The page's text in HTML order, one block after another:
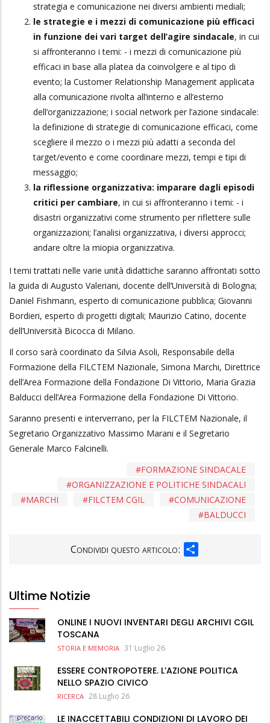
strategia e comunicazione nei diversi ambienti mediali;
le strategie e i mezzi di comunicazione più efficaci
in funzione dei vari target dell’agire sindacale, in cui
si affronteranno i temi: - i mezzi di comunicazione più
efficaci in base alla platea da coinvolgere e al tipo di
evento; la Customer Relationship Management applicata
alla comunicazione rivolta all’interno e all’esterno
dell’organizzazione; i social network per l’azione sindacale:
la definizione di strategie di comunicazione efficaci, come
scegliere il mezzo o i mezzi più adatti a seconda del
target/evento e come coordinare mezzi, tempi e tipi di
messaggio;
la riflessione organizzativa: imparare dagli episodi
critici per cambiare, in cui si affronteranno i temi: - i
disastri organizzativi come strumento per riflettere sulle
organizzazioni; l’analisi organizzativa, i diversi approcci;
andare oltre la miopia organizzativa.
I temi trattati nelle varie unità didattiche saranno affrontati sotto
la guida di Augusto Valeriani, docente dell’Università di Bologna;
Daniel Fishmann, esperto di comunicazione pubblica; Giovanni
Bordieri, esperto di progetti digitali; Maurizio Catino, docente
dell’Università Bicocca di Milano.
Il corso sarà coordinato da Silvia Asoli, Responsabile della
Formazione della FILCTEM Nazionale, Simona Marchi, Direttrice
dell’Area Formazione della Fondazione Di Vittorio, Maria Grazia
Balducci dell’Area Formazione della Fondazione Di Vittorio.
Saranno presenti e interverrano, per la FILCTEM Nazionale, il
Segretario Organizzativo Massimo Marani e il Segretario
Generale Marco Falcinelli.
FORMAZIONE SINDACALE
ORGANIZZAZIONE E POLITICHE SINDACALI
COMUNICAZIONE
FILCTEM CGIL
MARCHI
BALDUCCI
Condividi questo articolo:
Ultime Notizie
ONLINE I NUOVI INVENTARI DEGLI ARCHIVI CGIL
TOSCANA
STORIA E MEMORIA 31 Luglio 26
ESSERE CONTROPOTERE. L’AZIONE POLITICA
NELLO SPAZIO CIVICO
RICERCA 28 Luglio 26
LE INACCETTABILI CONDIZIONI DI LAVORO DEI